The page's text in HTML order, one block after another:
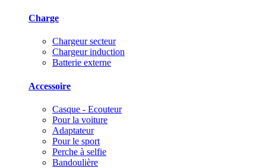
Charge
Chargeur secteur
Chargeur induction
Batterie externe
Accessoire
Casque - Ecouteur
Pour la voiture
Adaptateur
Pour le sport
Perche à selfie
Bandoulière